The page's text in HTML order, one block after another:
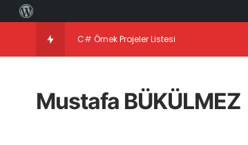
C# Örnek Projeler Listesi
Mustafa BÜKÜLMEZ